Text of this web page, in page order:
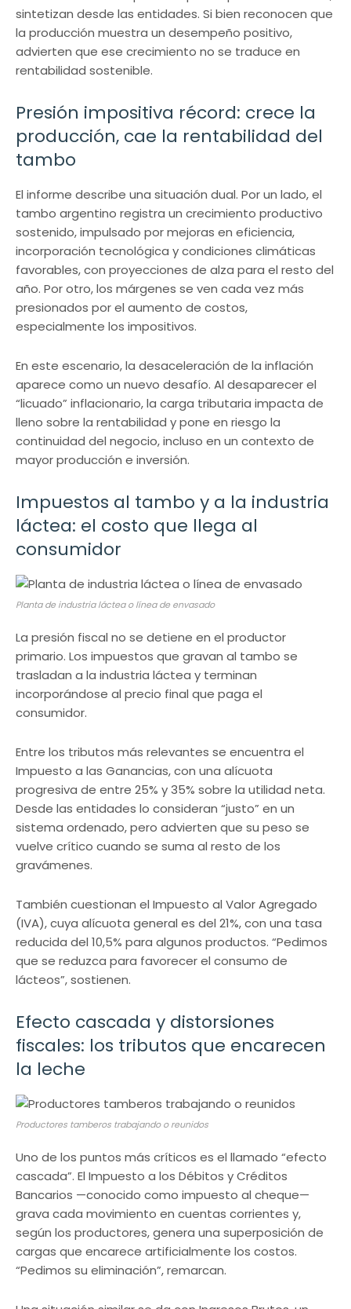
sintetizan desde las entidades. Si bien reconocen que
la producción muestra un desempeño positivo,
advierten que ese crecimiento no se traduce en
rentabilidad sostenible.
Presión impositiva récord: crece la
producción, cae la rentabilidad del
tambo
El informe describe una situación dual. Por un lado, el
tambo argentino registra un crecimiento productivo
sostenido, impulsado por mejoras en eficiencia,
incorporación tecnológica y condiciones climáticas
favorables, con proyecciones de alza para el resto del
año. Por otro, los márgenes se ven cada vez más
presionados por el aumento de costos,
especialmente los impositivos.
En este escenario, la desaceleración de la inflación
aparece como un nuevo desafío. Al desaparecer el
“licuado” inflacionario, la carga tributaria impacta de
lleno sobre la rentabilidad y pone en riesgo la
continuidad del negocio, incluso en un contexto de
mayor producción e inversión.
Impuestos al tambo y a la industria
láctea: el costo que llega al
consumidor
Planta de industria láctea o línea de envasado
La presión fiscal no se detiene en el productor
primario. Los impuestos que gravan al tambo se
trasladan a la industria láctea y terminan
incorporándose al precio final que paga el
consumidor.
Entre los tributos más relevantes se encuentra el
Impuesto a las Ganancias, con una alícuota
progresiva de entre 25% y 35% sobre la utilidad neta.
Desde las entidades lo consideran “justo” en un
sistema ordenado, pero advierten que su peso se
vuelve crítico cuando se suma al resto de los
gravámenes.
También cuestionan el Impuesto al Valor Agregado
(IVA), cuya alícuota general es del 21%, con una tasa
reducida del 10,5% para algunos productos. “Pedimos
que se reduzca para favorecer el consumo de
lácteos”, sostienen.
Efecto cascada y distorsiones
fiscales: los tributos que encarecen
la leche
Productores tamberos trabajando o reunidos
Uno de los puntos más críticos es el llamado “efecto
cascada”. El Impuesto a los Débitos y Créditos
Bancarios —conocido como impuesto al cheque—
grava cada movimiento en cuentas corrientes y,
según los productores, genera una superposición de
cargas que encarece artificialmente los costos.
“Pedimos su eliminación”, remarcan.